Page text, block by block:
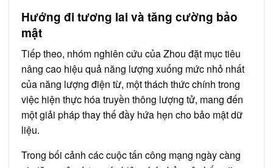
Hướng đi tương lai và tăng cường bảo
mật
Tiếp theo, nhóm nghiên cứu của Zhou đặt mục tiêu
nâng cao hiệu quả năng lượng xuống mức nhỏ nhất
của năng lượng điện từ, một thách thức chính trong
việc hiện thực hóa truyền thông lượng tử, mang đến
một giải pháp thay thế đầy hứa hẹn cho bảo mật dữ
liệu.
Trong bối cảnh các cuộc tấn công mạng ngày càng